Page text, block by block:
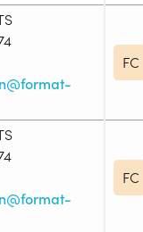
FC
FC